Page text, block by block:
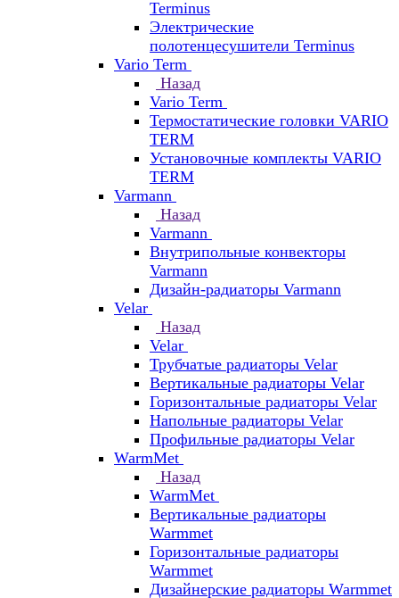
Terminus
Электрические
полотенцесушители Terminus
Vario Term
Назад
Vario Term
Термостатические головки VARIO
TERM
Установочные комплекты VARIO
TERM
Varmann
Назад
Varmann
Внутрипольные конвекторы
Varmann
Дизайн-радиаторы Varmann
Velar
Назад
Velar
Трубчатые радиаторы Velar
Вертикальные радиаторы Velar
Горизонтальные радиаторы Velar
Напольные радиаторы Velar
Профильные радиаторы Velar
WarmMet
Назад
WarmMet
Вертикальные радиаторы
Warmmet
Горизонтальные радиаторы
Warmmet
Дизайнерские радиаторы Warmmet